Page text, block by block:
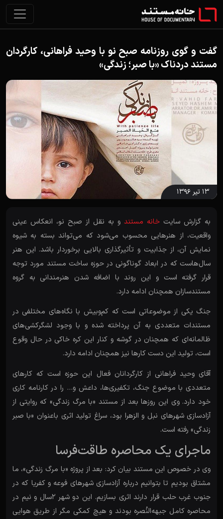
گفت و گوی روزنامه صبح نو با وحید فراهانی، کارگردان
مستند دردناک «با صبر؛ زندگی»
۱۳ تیر ۱۳۹۶
به گزارش سایت خانه مستندو به نقل از صبح نو، انعکاس عینی
واقعیت، از هنرهایی محسوب می‌شود که می‌تواند بسته به شیوه
نمایش آن، از جذابیت و تأثیرگذاری بالایی برخوردار باشد. این هنر
سال‌هاست که در ابعاد گوناگونی در حوزه ساخت مستند مورد توجه
قرار گرفته است و این روند با اضافه شدن هنرمندانی به گروه
مستندسازان همچنان ادامه دارد.
جنگ یکی از موضوعاتی است که کم‌وبیش با نگاه‌های مختلفی در
مستندات متعددی به آن پرداخته شده و با وجود لشگرکشی‌های
ظالمانه‌ای که همچنان در گوشه و کنار این کره خاکی در حال وقوع
است، تولید این دست کارها نیز همچنان ادامه دارد.
آقای وحید فراهانی از کارگردانان فعال این حوزه است که کارهای
متعددی با موضوع جنگ، تکفیری‌ها، داعش و… را در کارنامه کاری
خود دارد. وی این روزها بعد از مستند «با مرگ زندگی» که روایتی از
آزادسازی شهرهای نبل و الزهرا بود، سراغ تولید اثری باعنوان «با صبر
زندگی» رفته است.
ماجرای یک محاصره طاقت‌فرسا
وی در خصوص این مستند بیان کرد: بعد از پروژه «با مرگ زندگی»، ما
مشتاق بودیم تا بتوانیم درباره آزادسازی شهرهای فوعه و کفریا که در
جنوب غرب حلب قرار دارند اثری بسازیم. این دو شهر 2سال و نیم در
محاصره کامل جبهه‌النُصره بودند و هیچ کمکی مگر از طریق هوایی